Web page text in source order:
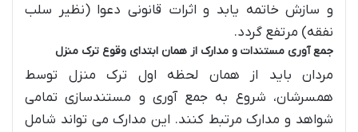
و سازش خاتمه یابد و اثرات قانونی دعوا (نظیر سلب
نفقه) مرتفع گردد.
جمع آوری مستندات و مدارک از همان ابتدای وقوع ترک منزل
مردان باید از همان لحظه اول ترک منزل توسط
همسرشان، شروع به جمع آوری و مستندسازی تمامی
شواهد و مدارک مرتبط کنند. این مدارک می تواند شامل